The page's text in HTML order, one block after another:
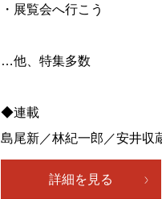
・展覧会へ行こう
…他、特集多数
◆連載
島尾新／林紀一郎／安井収
詳細を見る